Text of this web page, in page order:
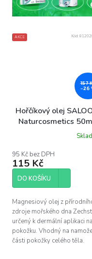
AKCE
157
–26
Hořčíkový olej
Naturcosmetics
95 Kč bez DPH
115 Kč
DO KOŠÍKU
Magnesiový olej z
zdroje mořského dna
určený k dermální aplikaci na
pokožku. Vhodný na
části pokožky celého těla.
Kód: